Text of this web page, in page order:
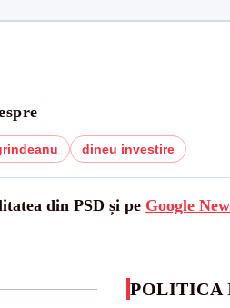
dineu investire
din PSD și pe Google
POLITICA